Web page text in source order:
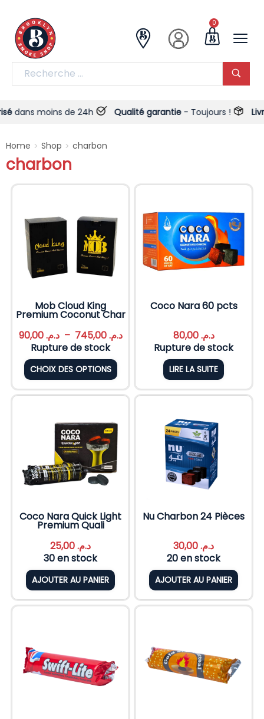
0
moins de 24h Qualité garantie- Toujours !
Home > Shop > charbon
charbon
Mob Cloud King
Premium Coconut Char
د.م.90,00 – د.م.745,00
Rupture de stock
CHOIX DES OPTIONS
Coco Nara 60 pcts
د.م.80,00
Rupture de stock
LIRE LA SUITE
Coco Nara Quick Light
Premium Quali
د.م.
30 en stock
AJOUTER AU PANIER
Nu Charbon 24 Pièces
د.م.
20 en stock
AJOUTER AU PANIER